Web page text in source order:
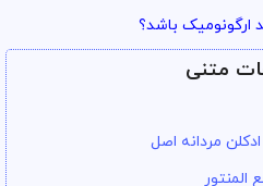
ارگونومیک باشد؟
متنی
مردانه اصل
المنتور